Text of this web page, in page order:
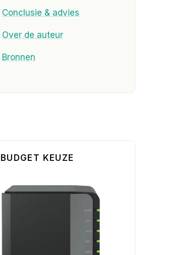
Conclusie & advies
Over de auteur
Bronnen
BUDGET KEUZE